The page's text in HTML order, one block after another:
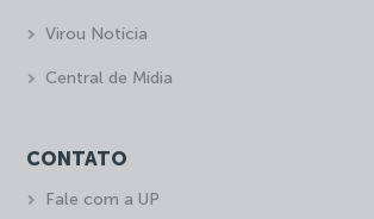
Virou Notícia
Central de Mídia
CONTATO
Fale com a UP